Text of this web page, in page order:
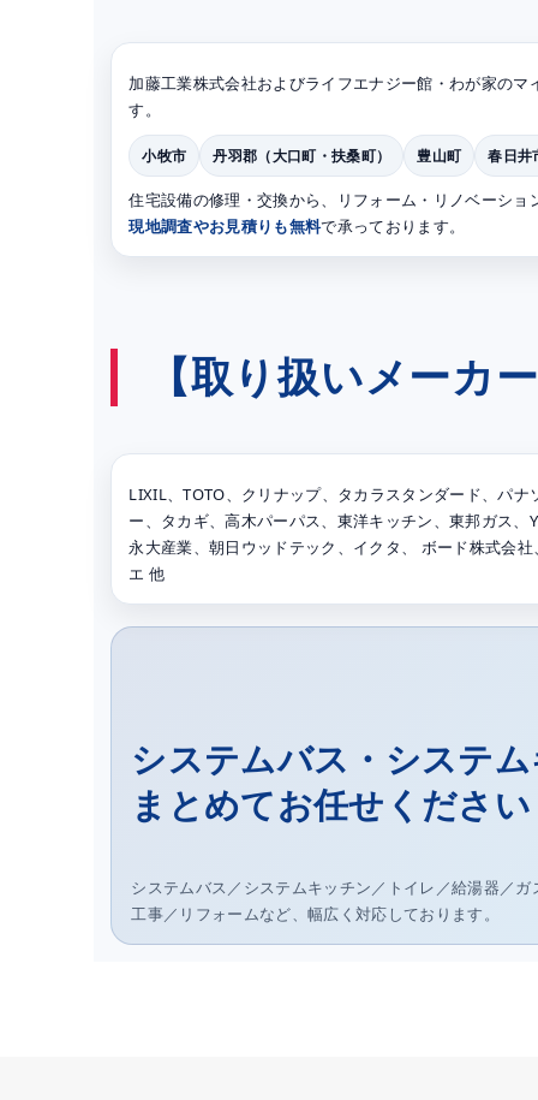
加藤工業株式会社およびライフエナジー館・わが家の
す。
小牧市 丹羽郡（大口町・扶桑町） 豊山町 春日井
住宅設備の修理・交換から、リフォーム・リノベーシ
現地調査やお見積りも無料で承っております。
【取り扱いメーカ
LIXIL、TOTO、クリナップ、タカラスタンダード、パ
ー、タカギ、高木パーパス、東洋キッチン、東邦ガス
永大産業、朝日ウッドテック、イクタ、 ボード株式会
エ 他
システムバス・システ
まとめてお任せください
システムバス／システムキッチン／トイレ／給湯器／
工事／リフォームなど、幅広く対応しております。